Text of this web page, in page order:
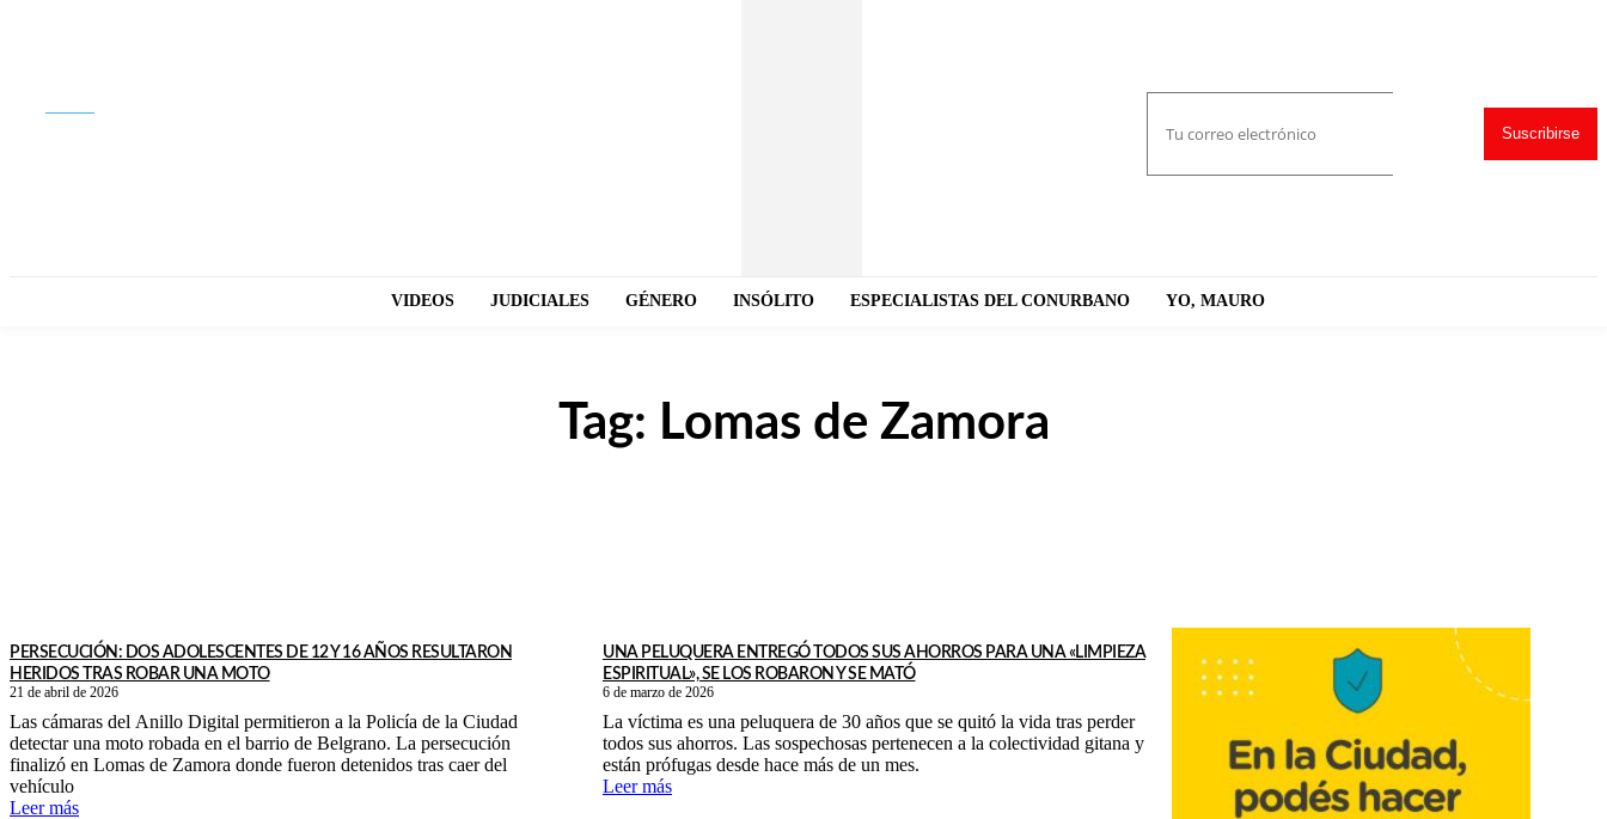
Suscribirse
VIDEOS JUDICIALES GÉNERO INSÓLITO ESPECIALISTAS DEL CONURBANO YO, MAURO
Tag: Lomas de Zamora
PERSECUCIÓN: DOS ADOLESCENTES DE 12 Y 16 AÑOS RESULTARON
HERIDOS TRAS ROBAR UNA MOTO
21 de abril de 2026
Las cámaras del Anillo Digital permitieron a la Policía de la Ciudad
detectar una moto robada en el barrio de Belgrano. La persecución
finalizó en Lomas de Zamora donde fueron detenidos tras caer del
vehículo
Leer más
UNA PELUQUERA ENTREGÓ TODOS SUS AHORROS PARA UNA «LIMPIEZA
ESPIRITUAL», SE LOS ROBARON Y SE MATÓ
6 de marzo de 2026
La víctima es una peluquera de 30 años que se quitó la vida tras perder
todos sus ahorros. Las sospechosas pertenecen a la colectividad gitana y
están prófugas desde hace más de un mes.
Leer más